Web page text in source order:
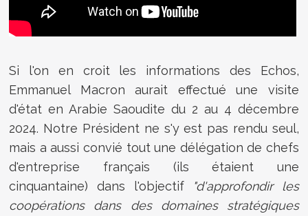
Si l'on en croit les informations des Echos,
Emmanuel Macron aurait effectué une visite
d'état en Arabie Saoudite du 2 au 4 décembre
2024. Notre Président ne s'y est pas rendu seul,
mais a aussi convié tout une délégation de chefs
d'entreprise français (ils étaient une
cinquantaine) dans l'objectif
"d'approfondir les
coopérations dans des domaines stratégiques